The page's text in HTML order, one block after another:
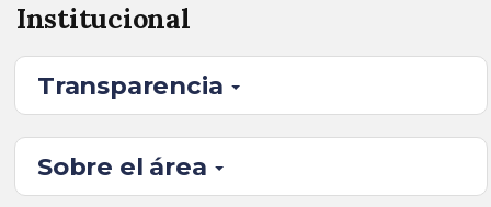
Institucional
Transparencia
Sobre el área